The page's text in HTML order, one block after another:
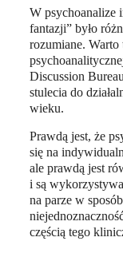
W psychoanalize
fantazji” było
rozumiane.
Discussion
stulecia do
wieku.
Prawdą jest, że
się na
ale prawdą jest
i są
na parze w
częścią tego